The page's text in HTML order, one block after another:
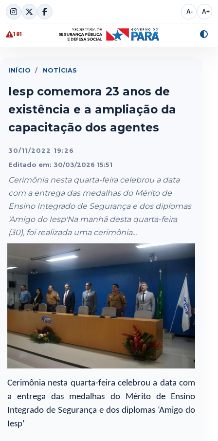
Skip
to
content
A- A+
181
INÍCIO / NOTÍCIAS
Iesp comemora 23 anos de
existência e a ampliação da
capacitação dos agentes
30/11/2022 19:26
Editado em: 30/03/2026 15:51
Cerimônia nesta quarta-feira celebrou a data
com a entrega das medalhas do Mérito de
Ensino Integrado de Segurança e dos diplomas
'Amigo do Iesp'Na manhã desta quarta-feira
(30), foi realizada uma cerimônia...
Cerimônia nesta quarta-feira celebrou a data com
a entrega das medalhas do Mérito de Ensino
Integrado de Segurança e dos diplomas ‘Amigo do
Iesp’